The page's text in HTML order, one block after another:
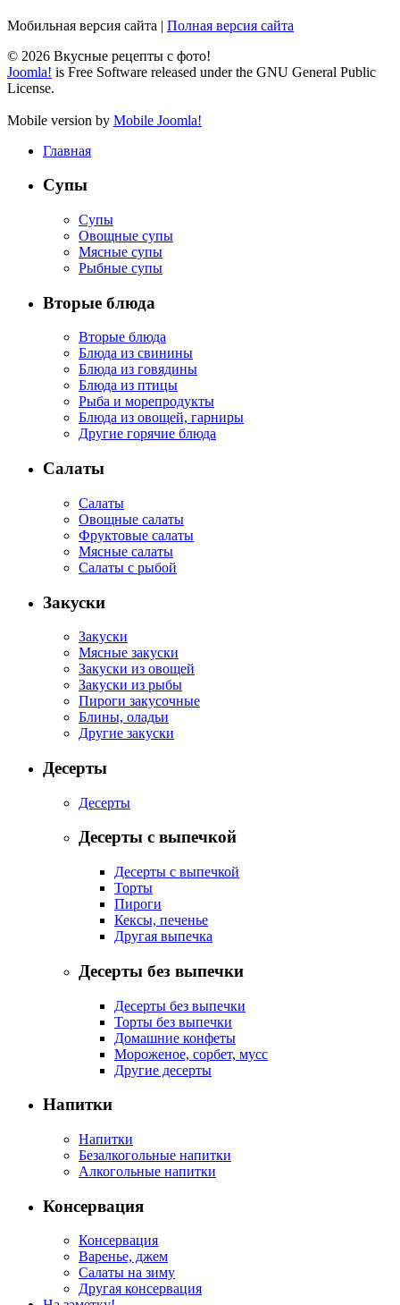
Мобильная версия сайта | Полная версия сайта
© 2026 Вкусные рецепты с фото!
Joomla! is Free Software released under the GNU General Public
License.
Mobile version by Mobile Joomla!
Главная
Супы
Супы
Овощные супы
Мясные супы
Рыбные супы
Вторые блюда
Вторые блюда
Блюда из свинины
Блюда из говядины
Блюда из птицы
Рыба и морепродукты
Блюда из овощей, гарниры
Другие горячие блюда
Салаты
Салаты
Овощные салаты
Фруктовые салаты
Мясные салаты
Салаты с рыбой
Закуски
Закуски
Мясные закуски
Закуски из овощей
Закуски из рыбы
Пироги закусочные
Блины, оладьи
Другие закуски
Десерты
Десерты
Десерты с выпечкой
Десерты с выпечкой
Торты
Пироги
Кексы, печенье
Другая выпечка
Десерты без выпечки
Десерты без выпечки
Торты без выпечки
Домашние конфеты
Мороженое, сорбет, мусс
Другие десерты
Напитки
Напитки
Безалкогольные напитки
Алкогольные напитки
Консервация
Консервация
Варенье, джем
Салаты на зиму
Другая консервация